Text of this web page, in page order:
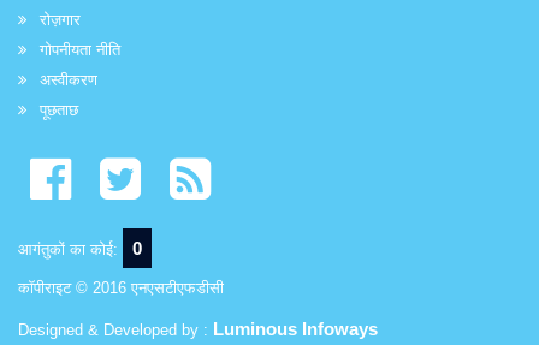
रोज़गार
गोपनीयता नीति
अस्वीकरण
पूछताछ
आगंतुकों का कोई: 0
कॉपीराइट © 2016 एनएसटीएफडीसी
Designed & Developed by : Luminous Infoways